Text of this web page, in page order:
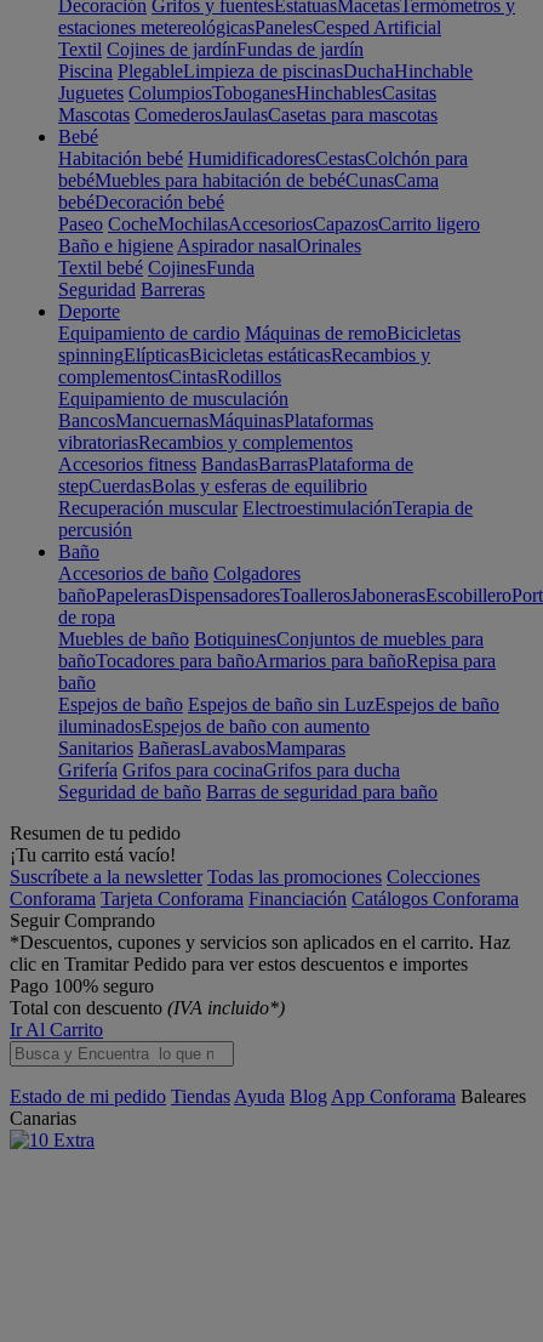
Decoración Grifos y fuentesEstatuasMacetasTermómetros y
estaciones metereológicasPanelesCesped Artificial
Textil Cojines de jardínFundas de jardín
Piscina PlegableLimpieza de piscinasDuchaHinchable
Juguetes ColumpiosToboganesHinchablesCasitas
Mascotas ComederosJaulasCasetas para mascotas
Bebé
Habitación bebé HumidificadoresCestasColchón para
bebéMuebles para habitación de bebéCunasCama
bebéDecoración bebé
Paseo CocheMochilasAccesoriosCapazosCarrito ligero
Baño e higiene Aspirador nasalOrinales
Textil bebé CojinesFunda
Seguridad Barreras
Deporte
Equipamiento de cardio Máquinas de remoBicicletas
spinningElípticasBicicletas estáticasRecambios y
complementosCintasRodillos
Equipamiento de musculación
BancosMancuernasMáquinasPlataformas
vibratoriasRecambios y complementos
Accesorios fitness BandasBarrasPlataforma de
stepCuerdasBolas y esferas de equilibrio
Recuperación muscular ElectroestimulaciónTerapia de
percusión
Baño
Accesorios de baño Colgadores
bañoPapelerasDispensadoresToallerosJabonerasEscobillero
de ropa
Muebles de baño BotiquinesConjuntos de muebles para
bañoTocadores para bañoArmarios para bañoRepisa para
baño
Espejos de baño Espejos de baño sin LuzEspejos de baño
iluminadosEspejos de baño con aumento
Sanitarios BañerasLavabosMamparas
Grifería Grifos para cocinaGrifos para ducha
Seguridad de baño Barras de seguridad para baño
Resumen de tu pedido
¡Tu carrito está vacío!
Suscríbete a la newsletter Todas las promociones Colecciones
Conforama Tarjeta Conforama Financiación Catálogos Conforama
Seguir Comprando
*Descuentos, cupones y servicios son aplicados en el carrito. Haz
clic en Tramitar Pedido para ver estos descuentos e importes
Pago 100% seguro
Total con descuento (IVA incluido*)
Ir Al Carrito
Estado de mi pedido Tiendas Ayuda Blog App Conforama Baleares
Canarias